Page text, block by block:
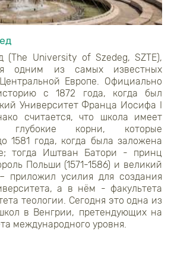
(The University of Szedeg,SZTE),
одним из самых известных
Европе. Официально
с 1872 года, когда был
Университет Франца Иосифа I
считается, что школа имеет
глубокие корни, которые
1581 года, когда была заложена
тогда Иштван Батори - принц
Польши (1571-1586) и великий
приложил усилия для создания
а в нём - факультета
теологии. Сегодня это одна из
в Венгрии, претендующих на
международного уровня.